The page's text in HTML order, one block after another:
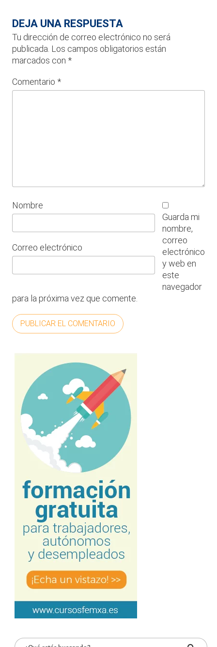
DEJA UNA RESPUESTA
Tu dirección de correo electrónico no será
publicada. Los campos obligatorios están
marcados con *
Comentario *
Nombre
Correo electrónico
Guarda mi
nombre,
correo
electrónico
y web en
este
navegador
para la próxima vez que comente.